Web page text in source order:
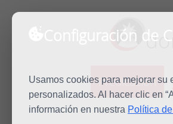
Configuración de
Usamos cookies para mejorar
personalizados. Al hacer clic en
información en nuestra Política
Predicación
Inicio Predicación